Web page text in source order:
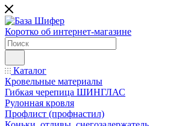
Коротко об интернет-магазине
Каталог
Кровельные материалы
Гибкая черепица ШИНГЛАС
Рулонная кровля
Профлист (профнастил)